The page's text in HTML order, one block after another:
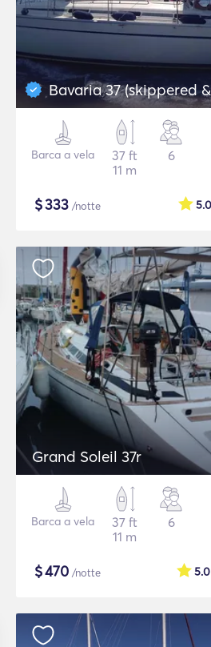
Bavaria 37 (skippered
Barca a vela
37 ft
11 m
6
$333 /notte 5.0
Grand Soleil 37r
Barca a vela
37 ft
11 m
6
$470 /notte 5.0